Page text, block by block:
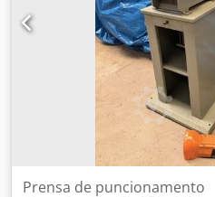
Prensa de puncionamento